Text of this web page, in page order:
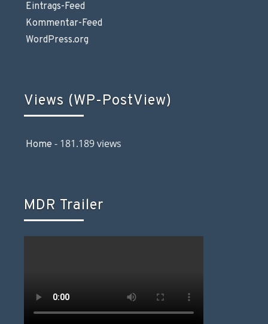
Eintrags-Feed
Kommentar-Feed
WordPress.org
Views (WP-PostView)
Home - 181.189 views
MDR Trailer